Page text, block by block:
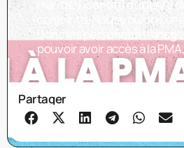
marital, l’identité du genre
conjointe. Nous voulons
Donc les personnes
pouvoir avoir accès à la PMA,
Partager